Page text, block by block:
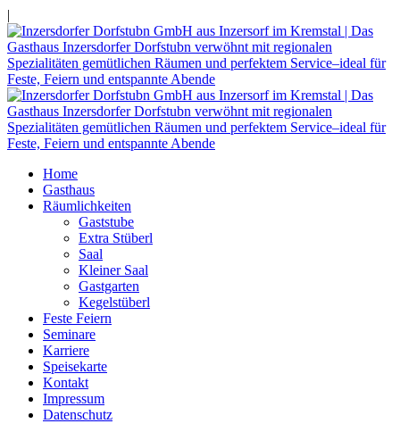
|
Home
Gasthaus
Räumlichkeiten
Gaststube
Extra Stüberl
Saal
Kleiner Saal
Gastgarten
Kegelstüberl
Feste Feiern
Seminare
Karriere
Speisekarte
Kontakt
Impressum
Datenschutz